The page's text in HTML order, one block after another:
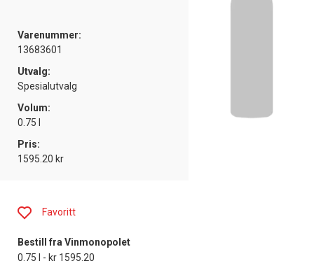
Varenummer:
13683601
Utvalg:
Spesialutvalg
Volum:
0.75 l
Pris:
1595.20 kr
Favoritt
Bestill fra Vinmonopolet
0.75 l - kr 1595.20